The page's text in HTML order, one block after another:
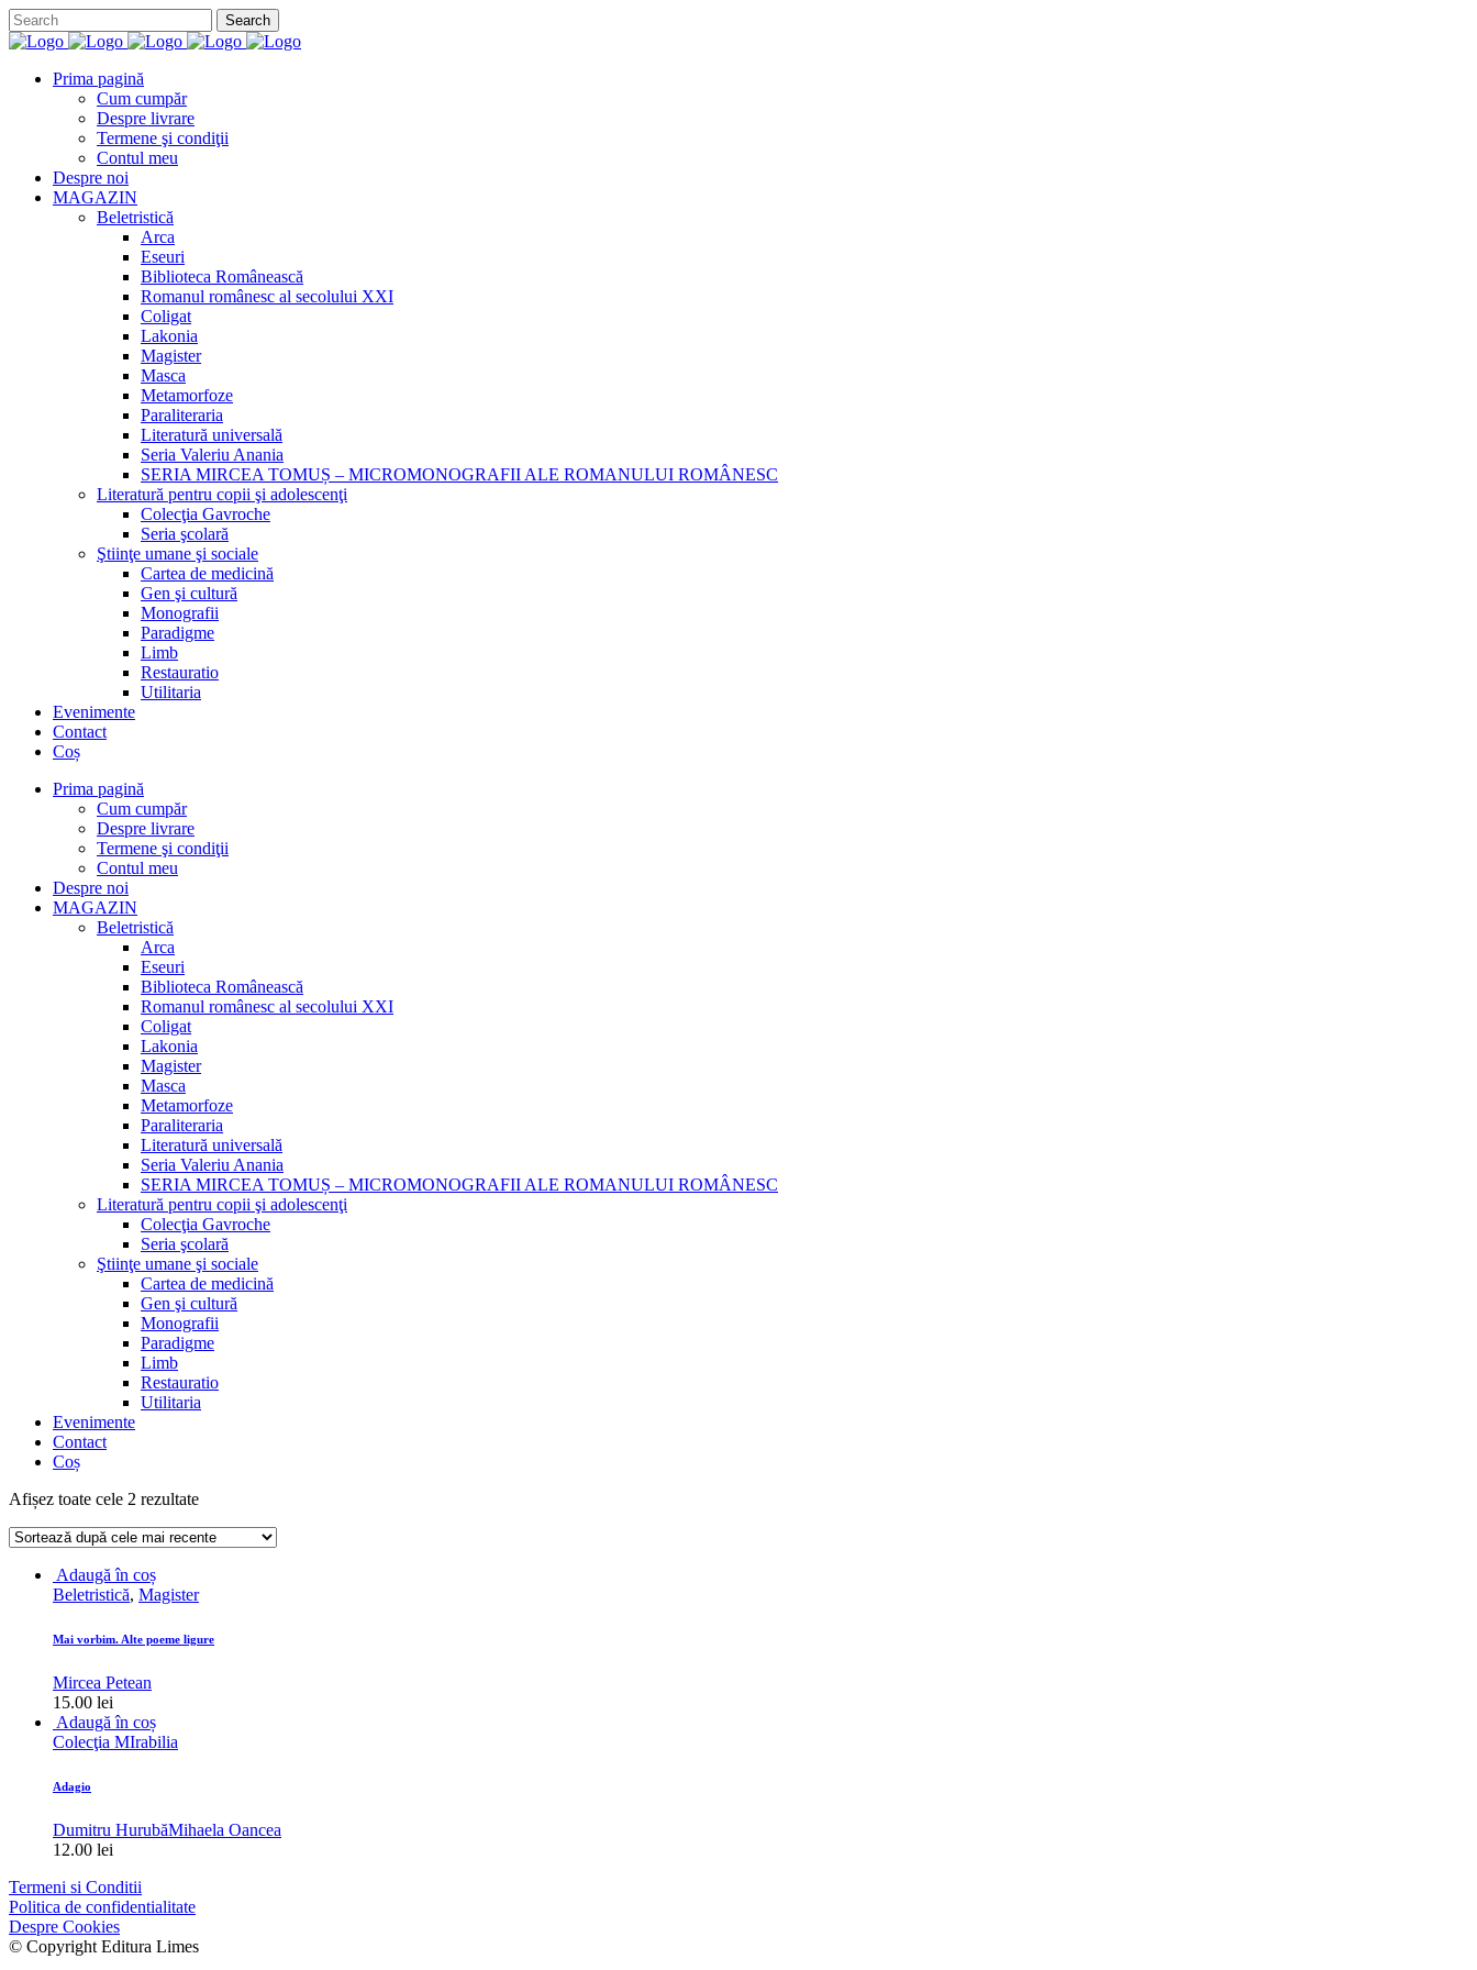
Prima pagină
Cum cumpăr
Despre livrare
Termene şi condiţii
Contul meu
Despre noi
MAGAZIN
Beletristică
Arca
Eseuri
Biblioteca Românească
Romanul românesc al secolului XXI
Coligat
Lakonia
Magister
Masca
Metamorfoze
Paraliteraria
Literatură universală
Seria Valeriu Anania
SERIA MIRCEA TOMUȘ – MICROMONOGRAFII ALE ROMANULUI ROMÂNESC
Literatură pentru copii şi adolescenţi
Colecţia Gavroche
Seria şcolară
Ştiinţe umane şi sociale
Cartea de medicină
Gen şi cultură
Monografii
Paradigme
Limb
Restauratio
Utilitaria
Evenimente
Contact
Coș
Prima pagină
Cum cumpăr
Despre livrare
Termene şi condiţii
Contul meu
Despre noi
MAGAZIN
Beletristică
Arca
Eseuri
Biblioteca Românească
Romanul românesc al secolului XXI
Coligat
Lakonia
Magister
Masca
Metamorfoze
Paraliteraria
Literatură universală
Seria Valeriu Anania
SERIA MIRCEA TOMUȘ – MICROMONOGRAFII ALE ROMANULUI ROMÂNESC
Literatură pentru copii şi adolescenţi
Colecţia Gavroche
Seria şcolară
Ştiinţe umane şi sociale
Cartea de medicină
Gen şi cultură
Monografii
Paradigme
Limb
Restauratio
Utilitaria
Evenimente
Contact
Coș
Afișez toate cele 2 rezultateSortat
cele
Adaugă în coș
Beletristică, Magister
Mai vorbim. Alte poeme ligure
Mircea Petean
15.00 lei
Adaugă în coș
Colecţia MIrabilia
Adagio
Dumitru HurubăMihaela Oancea
12.00 lei
Termeni si Conditii
Politica de confidentialitate
Despre Cookies
© Copyright Editura Limes